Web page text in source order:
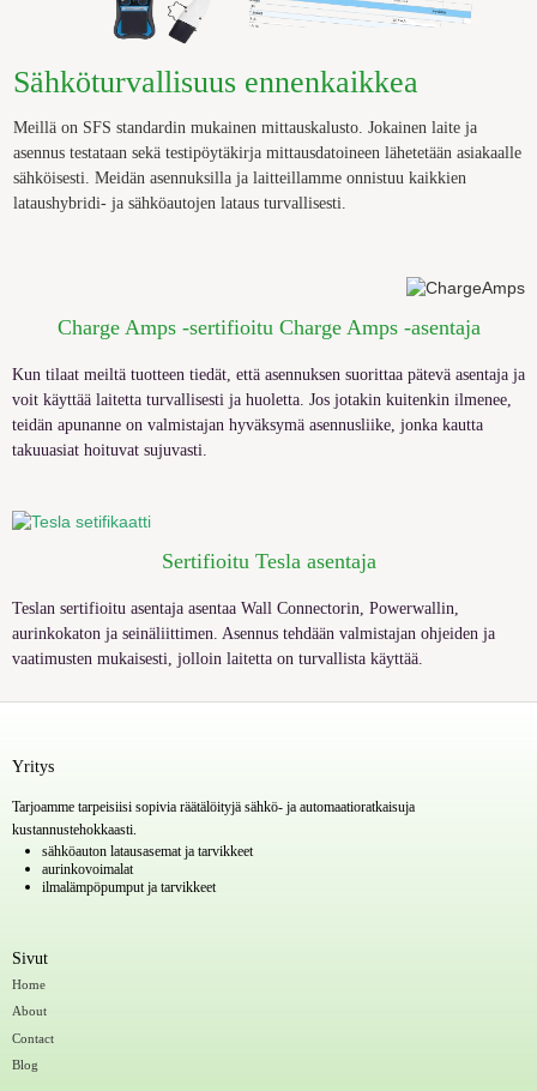
Sähköturvallisuus ennenkaikkea
Meillä on SFS standardin mukainen mittauskalusto . Jokainen laite ja
asennus testataan sekä testipöytäkirja mittausdatoineen lähetetään asiakaalle
sähköisesti. Meidän asennuksilla ja laitteillamme onnistuu kaikkien
lataushybridi- ja sähköautojen lataus turvallisesti.
Charge Amps -sertifioitu Charge Amps -asentaja
Kun tilaat meiltä tuotteen tiedät, että asennuksen suorittaa pätevä asentaja ja
voit käyttää laitetta turvallisesti ja huoletta. Jos jotakin kuitenkin ilmenee,
teidän apunanne on valmistajan hyväksymä asennusliike, jonka kautta
takuuasiat hoituvat sujuvasti.
Sertifioitu Tesla asentaja
Teslan sertifioitu asentaja asentaa Wall Connectorin, Powerwallin,
aurinkokaton ja seinäliittimen. Asennus tehdään valmistajan ohjeiden ja
vaatimusten mukaisesti, jolloin laitetta on turvallista käyttää.
Yritys
Tarjoamme tarpeisiisi sopivia räätälöityjä sähkö- ja automaatioratkaisuja
kustannustehokkaasti.
sähköauton latausasemat ja tarvikkeet
aurinkovoimalat
ilmalämpöpumput ja tarvikkeet
Sivut
Home
About
Contact
Blog